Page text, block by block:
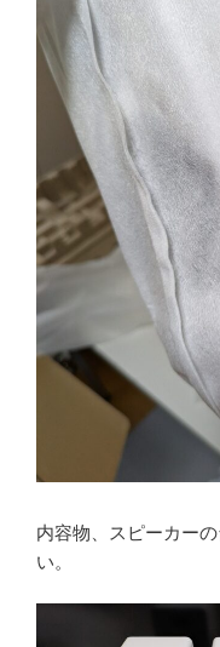
内容物、スピーカー
い。